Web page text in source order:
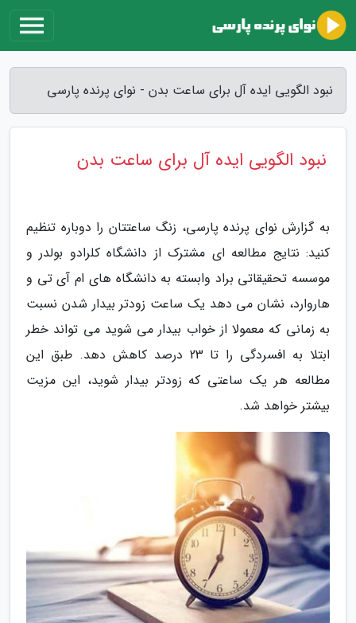
نبود الگویی ایده آل برای ساعت بدن - نوای پرنده پارسی
نبود الگویی ایده آل برای ساعت بدن
به گزارش نوای پرنده پارسی، زنگ ساعتتان را دوباره تنظیم
کنید: نتایج مطالعه ای مشترک از دانشگاه کلرادو بولدر و
موسسه تحقیقاتی براد وابسته به دانشگاه های ام آی تی و
هاروارد، نشان می دهد یک ساعت زودتر بیدار شدن نسبت
به زمانی که معمولا از خواب بیدار می شوید می تواند خطر
ابتلا به افسردگی را تا 23 درصد کاهش دهد. طبق این
مطالعه هر یک ساعتی که زودتر بیدار شوید، این مزیت
بیشتر خواهد شد.